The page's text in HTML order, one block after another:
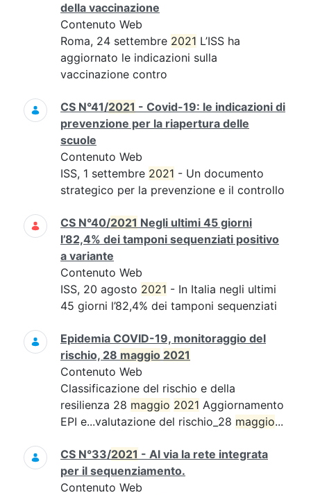
della vaccinazione
Contenuto Web
Roma, 24 settembre 2021 L’ISS ha
aggiornato le indicazioni sulla
vaccinazione contro
CS N°41/2021 - Covid-19: le indicazioni di
prevenzione per la riapertura delle
scuole
Contenuto Web
ISS, 1 settembre 2021 - Un documento
strategico per la prevenzione e il controllo
CS N°40/2021 Negli ultimi 45 giorni
l’82,4% dei tamponi sequenziati positivo
a variante
Contenuto Web
ISS, 20 agosto 2021 - In Italia negli ultimi
45 giorni l’82,4% dei tamponi sequenziati
Epidemia COVID-19, monitoraggio del
rischio, 28 maggio 2021
Contenuto Web
Classificazione del rischio e della
resilienza 28 maggio 2021 Aggiornamento
EPI e...valutazione del rischio_28 maggio...
CS N°33/2021 - Al via la rete integrata
per il sequenziamento.
Contenuto Web